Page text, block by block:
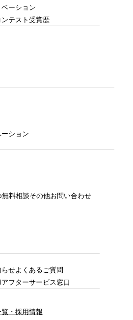
ーション
テスト受賞歴
ーション
無料相談その他お問い合わせ
らせよくあるご質問
アフターサービス窓口
・採用情報